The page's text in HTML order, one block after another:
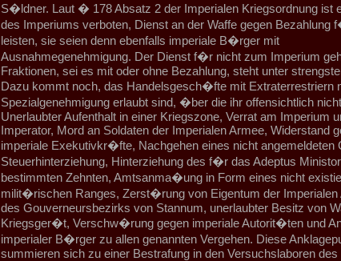
S�ldner. Laut � 178 Absatz 2 der Imperialen Kriegsordnung ist
des Imperiums verboten, Dienst an der Waffe gegen Bezahlung
leisten, sie seien denn ebenfalls imperiale B�rger mit
Ausnahmegenehmigung. Der Dienst f�r nicht zum Imperium
Fraktionen, sei es mit oder ohne Bezahlung, steht unter
Dazu kommt noch, das Handelsgesch�fte mit Extraterrestriern
Spezialgenehmigung erlaubt sind, �ber die ihr offensichtlich
Unerlaubter Aufenthalt in einer Kriegszone, Verrat am Imperium
Imperator, Mord an Soldaten der Imperialen Armee, Widerstand
imperiale Exekutivkr�fte, Nachgehen eines nicht angemeldeten
Steuerhinterziehung, Hinterziehung des f�r das Adeptus
bestimmten Zehnten, Amtsanma�ung in Form eines nicht
milit�rischen Ranges, Zerst�rung von Eigentum der Imperialen
des Gouverneursbezirks von Stannum, unerlaubter Besitz von
Kriegsger�t, Verschw�rung gegen imperiale Autorit�ten und
imperialer B�rger zu allen genannten Vergehen. Diese
summieren sich zu einer Bestrafung in den Versuchslaboren des